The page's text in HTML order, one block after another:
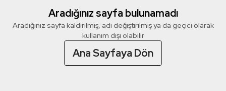
Aradığınız sayfa bulunamadı
Aradığınız sayfa kaldırılmış, adı değiştirilmiş ya da geçici olarak
kullanım dışı olabilir
Ana Sayfaya Dön